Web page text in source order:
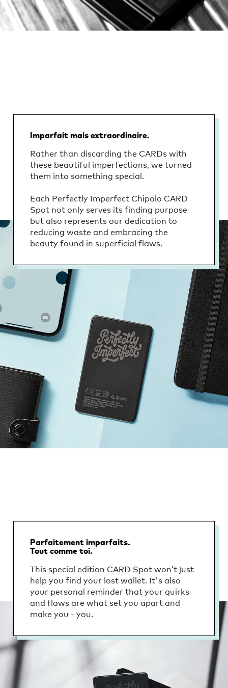
Imparfait mais extraordinaire.
Rather than discarding the CARDs with
these beautiful imperfections, we turned
them into something special.
Each Perfectly Imperfect Chipolo CARD
Spot not only serves its finding purpose
but also represents our dedication to
reducing waste and embracing the
beauty found in superficial flaws.
Parfaitement imparfaits.
Tout comme toi.
This special edition CARD Spot won’t just
help you find your lost wallet. It's also
your personal reminder that your quirks
and flaws are what set you apart and
make you - you.